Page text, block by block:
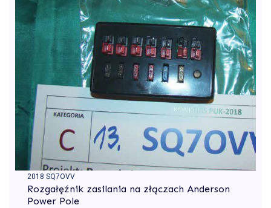
2018 SQ7OVV
Rozgałęźnik zasilania na złączach Anderson
Power Pole